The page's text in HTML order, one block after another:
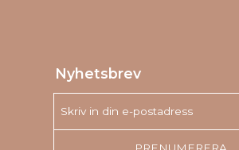
Nyhetsbrev
PRENUMERERA